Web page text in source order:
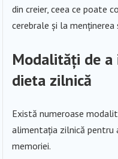
din creier, ceea ce poate
cerebrale și la
Modalități de
dieta zilnică
Există numeroase
alimentația zilnică pentru
memoriei.